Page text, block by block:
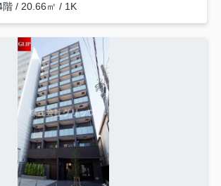
階 / 20.66㎡ / 1K